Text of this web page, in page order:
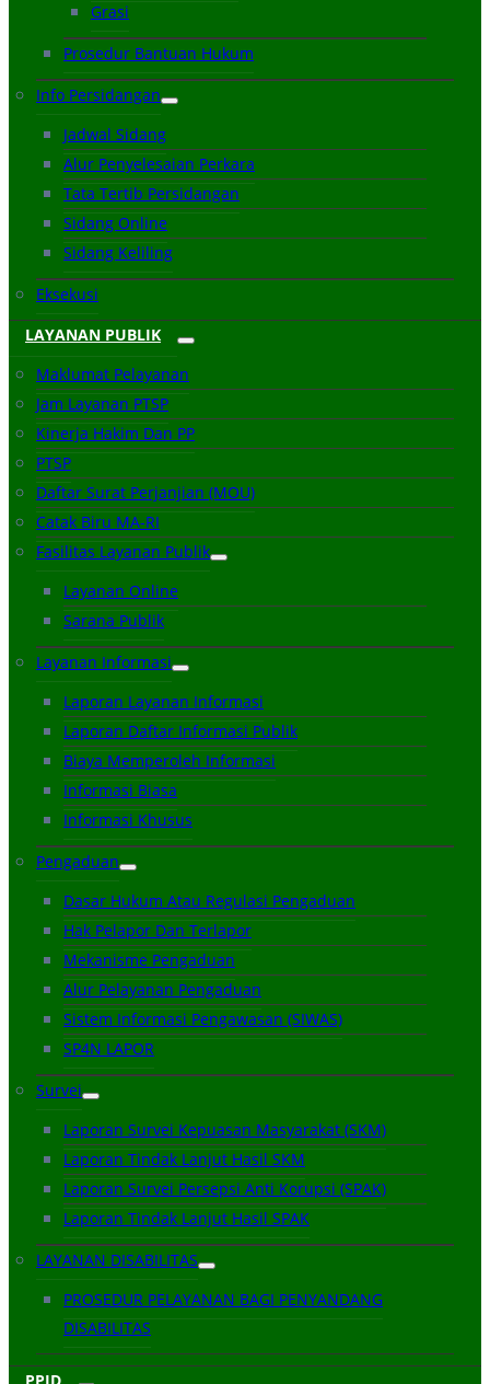
Grasi
Prosedur Bantuan Hukum
Info Persidangan
Jadwal Sidang
Alur Penyelesaian Perkara
Tata Tertib Persidangan
Sidang Online
Sidang Keliling
Eksekusi
LAYANAN PUBLIK
Maklumat Pelayanan
Jam Layanan PTSP
Kinerja Hakim Dan PP
PTSP
Daftar Surat Perjanjian (MOU)
Catak Biru MA-RI
Fasilitas Layanan Publik
Layanan Online
Sarana Publik
Layanan Informasi
Laporan Layanan Informasi
Laporan Daftar Informasi Publik
Biaya Memperoleh Informasi
Informasi Biasa
Informasi Khusus
Pengaduan
Dasar Hukum Atau Regulasi Pengaduan
Hak Pelapor Dan Terlapor
Mekanisme Pengaduan
Alur Pelayanan Pengaduan
Sistem Informasi Pengawasan (SIWAS)
SP4N LAPOR
Survei
Laporan Survei Kepuasan Masyarakat (SKM)
Laporan Tindak Lanjut Hasil SKM
Laporan Survei Persepsi Anti Korupsi (SPAK)
Laporan Tindak Lanjut Hasil SPAK
LAYANAN DISABILITAS
PROSEDUR PELAYANAN BAGI PENYANDANG
DISABILITAS